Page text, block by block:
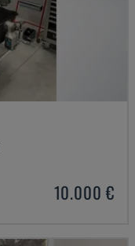
10.000 €